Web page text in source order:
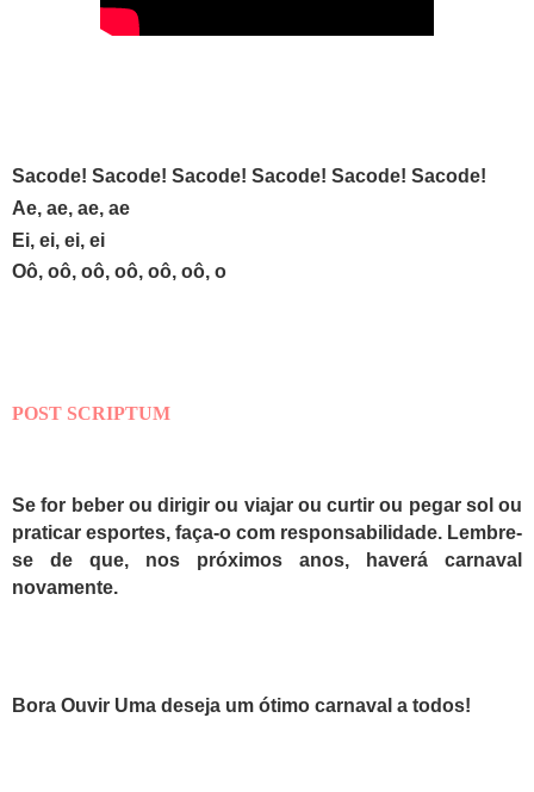
Sacode! Sacode! Sacode! Sacode! Sacode! Sacode!
Ae, ae, ae, ae
Ei, ei, ei, ei
Oô, oô, oô, oô, oô, oô, o
POST SCRIPTUM
Se for beber ou dirigir ou viajar ou curtir ou pegar sol ou
praticar esportes, faça-o com responsabilidade. Lembre-
se de que, nos próximos anos, haverá carnaval
novamente.
Bora Ouvir Uma deseja um ótimo carnaval a todos!